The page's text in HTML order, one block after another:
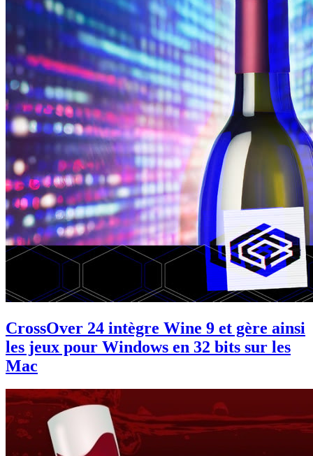
CrossOver 24 intègre Wine 9 et gère ainsi
les jeux pour Windows en 32 bits sur les
Mac